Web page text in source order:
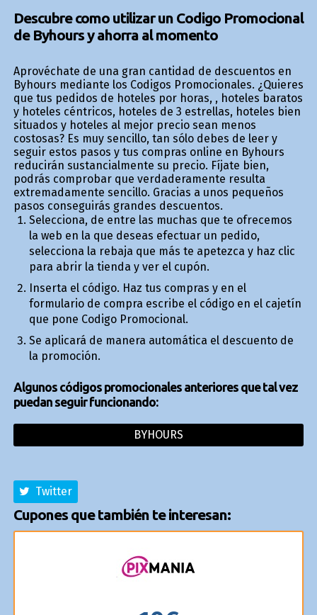
Descubre como utilizar un Codigo Promocional
de Byhours y ahorra al momento
Aprovéchate de una gran cantidad de descuentos en
Byhours mediante los Codigos Promocionales. ¿Quieres
que tus pedidos de hoteles por horas, , hoteles baratos
y hoteles céntricos, hoteles de 3 estrellas, hoteles bien
situados y hoteles al mejor precio sean menos
costosas? Es muy sencillo, tan sólo debes de leer y
seguir estos pasos y tus compras online en Byhours
reducirán sustancialmente su precio. Fíjate bien,
podrás comprobar que verdaderamente resulta
extremadamente sencillo. Gracias a unos pequeños
pasos conseguirás grandes descuentos.
Selecciona, de entre las muchas que te ofrecemos
la web en la que deseas efectuar un pedido,
selecciona la rebaja que más te apetezca y haz clic
para abrir la tienda y ver el cupón.
Inserta el código. Haz tus compras y en el
formulario de compra escribe el código en el cajetín
que pone Codigo Promocional.
Se aplicará de manera automática el descuento de
la promoción.
Algunos códigos promocionales anteriores que tal vez
puedan seguir funcionando:
BYHOURS
Twitter
Cupones que también te interesan: